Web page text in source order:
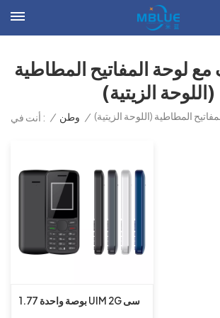
مع لوحة المفاتيح المطاطية
(اللوحة الزيتية)
أنت في : / وطن / المطاطية (اللوحة الزيتية)
1.77 بوصة واحدة UIM 2G سى